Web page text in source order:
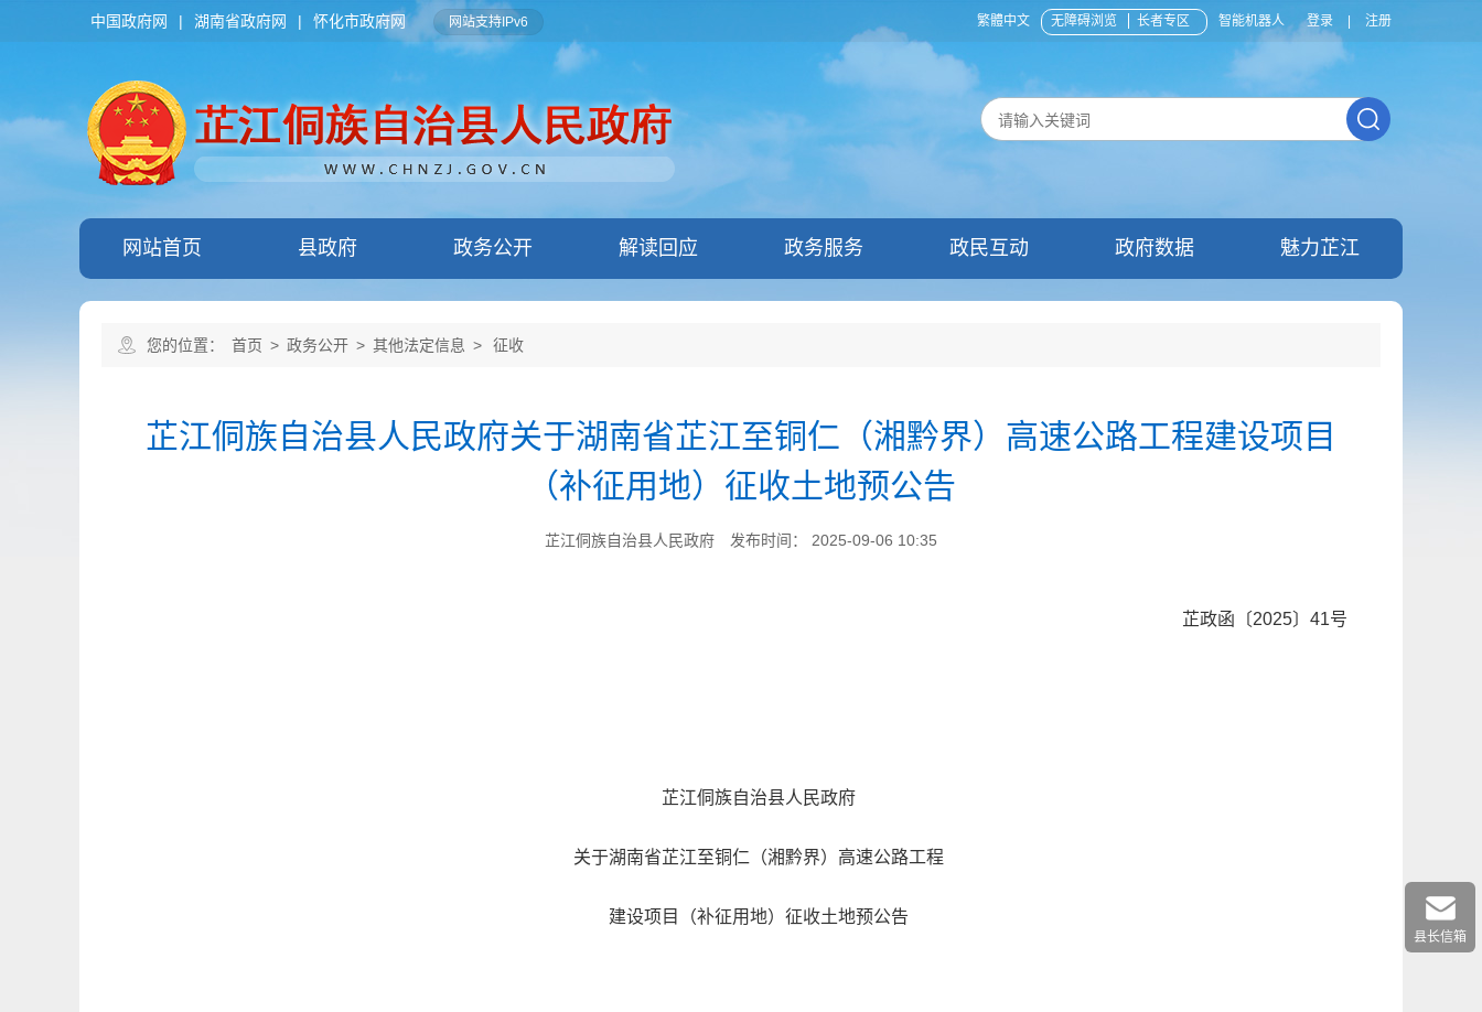
繁體中文 无障碍浏览 长者专区 智能机器人 登录 注册
中国政府网 | 湖南省政府网 | 怀化市政府网 网站支持IPv6
网站首页 县政府 政务公开 解读回应 政务服务 政民互动 政府数据 魅力芷江
您的位置： 首页 > 政务公开 > 其他法定信息 > 征收
芷江侗族自治县人民政府关于湖南省芷江至铜仁（湘黔界）高速公路工程建设项目
（补征用地）征收土地预公告
芷江侗族自治县人民政府 发布时间： 2025-09-06 10:35
芷政函〔2025〕41号
芷江侗族自治县人民政府
关于湖南省芷江至铜仁（湘黔界）高速公路工程
建设项目（补征用地）征收土地预公告
县长信箱